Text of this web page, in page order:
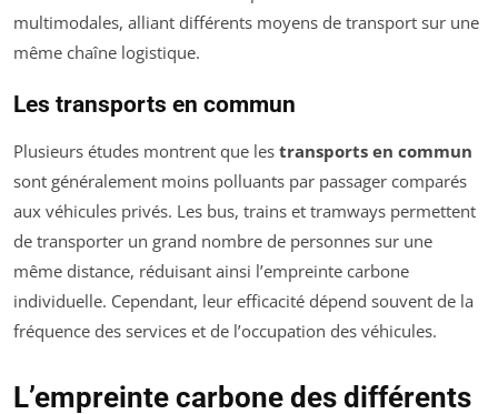
multimodales, alliant différents moyens de transport sur une
même chaîne logistique.
Les transports en commun
Plusieurs études montrent que les transports en commun
sont généralement moins polluants par passager comparés
aux véhicules privés. Les bus, trains et tramways permettent
de transporter un grand nombre de personnes sur une
même distance, réduisant ainsi l’empreinte carbone
individuelle. Cependant, leur efficacité dépend souvent de la
fréquence des services et de l’occupation des véhicules.
L’empreinte carbone des différents